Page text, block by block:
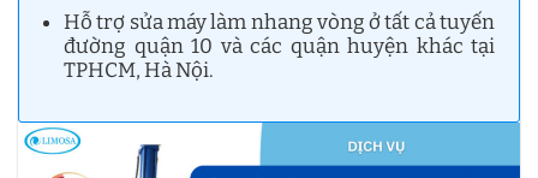
Hỗ trợ sửa máy làm nhang vòng ở tất cả tuyến
đường quận 10 và các quận huyện khác tại
TPHCM, Hà Nội.